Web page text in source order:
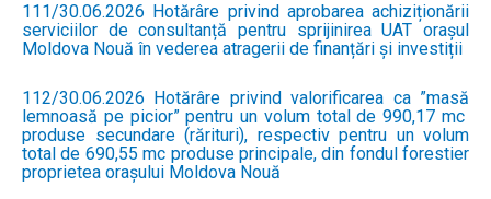
111/30.06.2026 Hotărâre privind aprobarea achiziționării
serviciilor de consultanță pentru sprijinirea UAT orașul
Moldova Nouă în vederea atragerii de finanțări și investiții
112/30.06.2026 Hotărâre privind valorificarea ca ”masă
lemnoasă pe picior” pentru un volum total de 990,17 mc
produse secundare (rărituri), respectiv pentru un volum
total de 690,55 mc produse principale, din fondul forestier
proprietea orașului Moldova Nouă